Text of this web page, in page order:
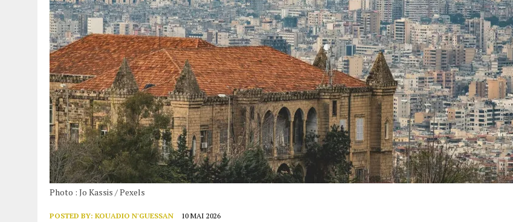
Photo : Jo Kassis / Pexels
POSTED BY: KOUADIO N'GUESSAN 10 MAI 2026